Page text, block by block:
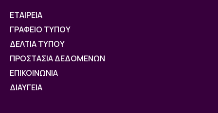
ΕΤΑΙΡΕΙΑ
ΓΡΑΦΕΙΟ ΤΥΠΟΥ
ΔΕΛΤΙΑ ΤΥΠΟΥ
ΠΡΟΣΤΑΣΙΑ ΔΕΔΟΜΕΝΩΝ
ΕΠΙΚΟΙΝΩΝΙΑ
ΔΙΑΥΓΕΙΑ